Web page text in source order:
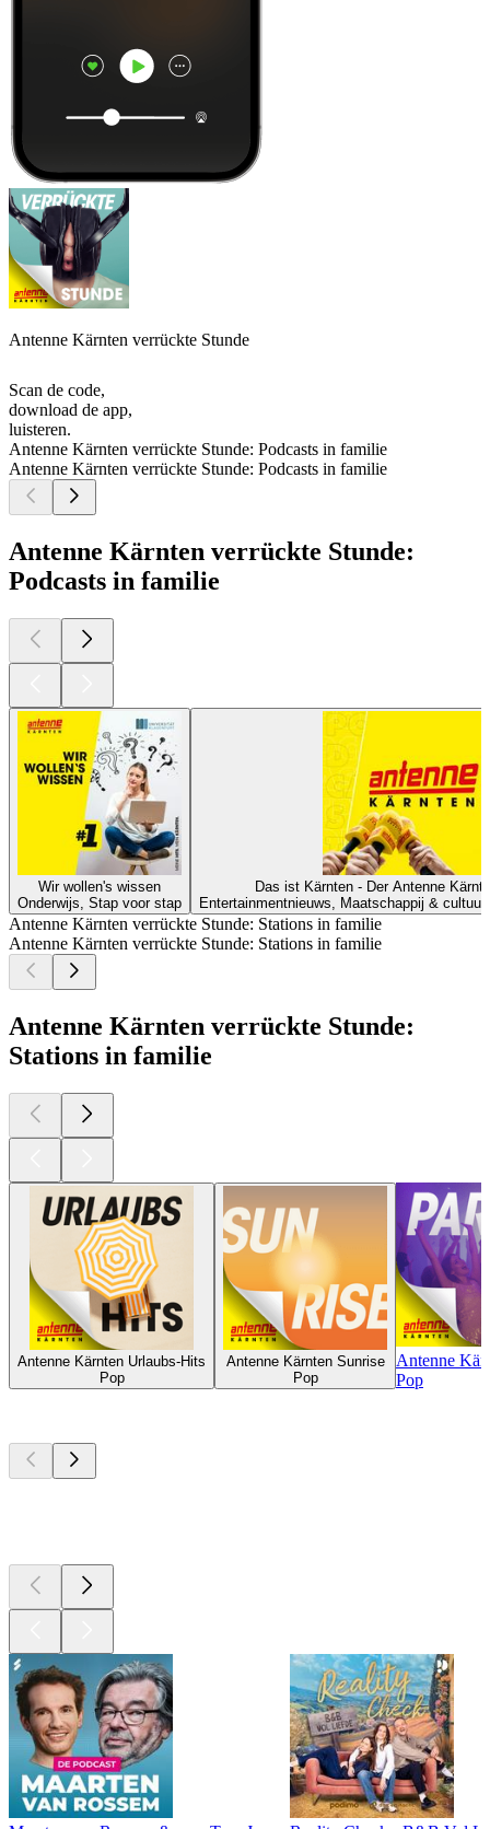
Antenne Kärnten verrückte Stunde
Scan de code,
download de app,
luisteren.
Antenne Kärnten verrückte Stunde: Podcasts in familie
Antenne Kärnten verrückte Stunde: Podcasts in familie
Antenne Kärnten verrückte Stunde:
Podcasts in familie
Wir wollen's wissen
Onderwijs, Stap voor stap
Das ist Kärnten - Der Antenne
Entertainmentnieuws, Maatschappij &
Antenne Kärnten verrückte Stunde: Stations in familie
Antenne Kärnten verrückte Stunde: Stations in familie
Antenne Kärnten verrückte Stunde:
Stations in familie
Antenne Kärnten Urlaubs-Hits
Pop
Antenne Kärnten Sunrise
Pop
Antenne
Pop